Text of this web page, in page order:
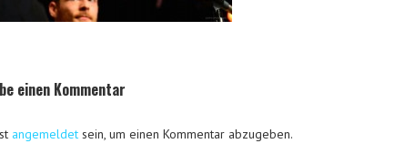
einen Kommentar
angemeldet sein, um einen Kommentar abzugeben.